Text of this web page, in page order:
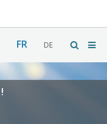
FR DE